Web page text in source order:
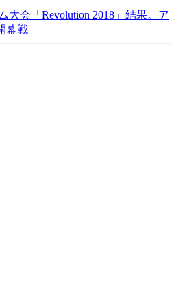
大会「Revolution 2018」結果。ア
幕戦